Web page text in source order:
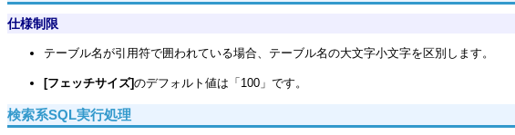
仕様制限
テーブル名が引用符で囲われている場合、テーブル名の大文字小文字を区別します。
[フェッチサイズ]のデフォルト値は「100」です。
検索系SQL実行処理